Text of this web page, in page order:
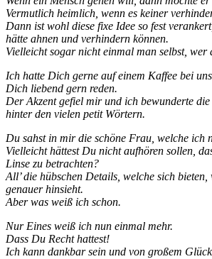
Vermutlich heimlich, wenn es keiner
Dann ist wohl diese fixe Idee so fest
hätte ahnen und verhindern können.
Vielleicht sogar nicht einmal man selbst, wer
Ich hatte Dich gerne auf einem Kaffee bei
Dich liebend gern reden.
Der Akzent gefiel mir und ich bewunderte
hinter den vielen petit Wörtern.
Du sahst in mir die schöne Frau, welche ich
Vielleicht hättest Du nicht aufhören sollen,
Linse zu betrachten?
All’ die hübschen Details, welche sich
genauer hinsieht.
Aber was weiß ich schon.
Nur Eines weiß ich nun einmal mehr.
Dass Du Recht hattest!
Ich kann dankbar sein und von großem